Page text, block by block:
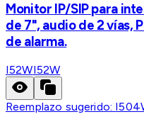
Monitor IP/SIP para
de 7", audio de 2 vías,
de alarma.
I52WI52W
Reemplazo sugerido: